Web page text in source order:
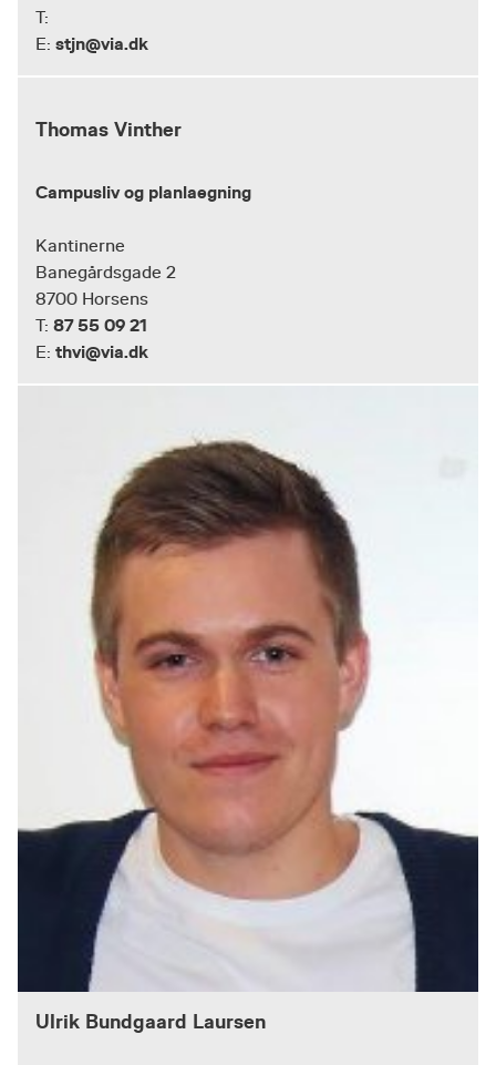
T:
E: stjn@via.dk
Thomas Vinther
Campusliv og planlaegning
Kantinerne
Banegårdsgade 2
8700 Horsens
T: 87 55 09 21
E: thvi@via.dk
Ulrik Bundgaard Laursen